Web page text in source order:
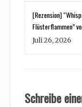
[Rezension]
Flüsterflammen”
Juli 26, 2026
Schreibe